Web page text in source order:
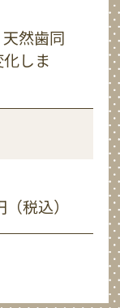
然歯同
しま
税込）
然歯同
しま
税込）
然歯同
しま
円（税
然歯同
しま
然歯同
しま
円（税
作用が
然歯同
しま
円（税